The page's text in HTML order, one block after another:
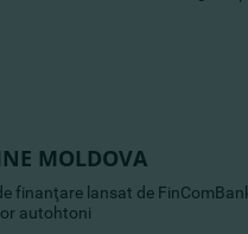
MOLDOVA
finanţare lansat de
autohtoni